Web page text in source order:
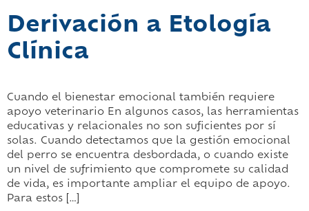
Derivación a Etología
Clínica
Cuando el bienestar emocional también requiere
apoyo veterinario En algunos casos, las herramientas
educativas y relacionales no son suficientes por sí
solas. Cuando detectamos que la gestión emocional
del perro se encuentra desbordada, o cuando existe
un nivel de sufrimiento que compromete su calidad
de vida, es importante ampliar el equipo de apoyo.
Para estos […]